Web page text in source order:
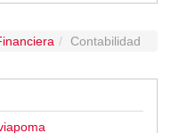
Contabilidad